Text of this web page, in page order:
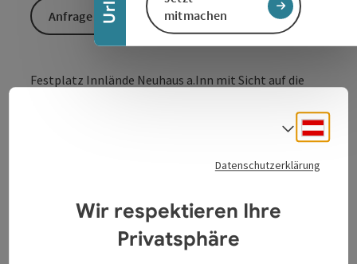
mitmachen
Festplatz Innlände Neuhaus a.Inn mit Sicht auf die
Anfrage senden
Datenschutzerklärung
Wir respektieren Ihre
Privatsphäre